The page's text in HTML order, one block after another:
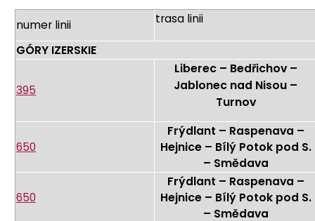
numer linii
trasa linii
GÓRY IZERSKIE
395
Liberec – Bedřichov –
Jablonec nad Nisou –
Turnov
650
Frýdlant – Raspenava –
Hejnice – Bílý Potok pod S.
– Smědava
650
Frýdlant – Raspenava –
Hejnice – Bílý Potok pod S.
– Smědava